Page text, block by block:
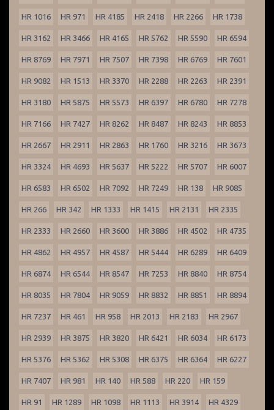
HR 1016 HR 971 HR 4185 HR 2418 HR 2266 HR 1738
HR 3162 HR 3466 HR 4165 HR 5762 HR 5590 HR 6594
HR 8769 HR 7971 HR 7507 HR 7398 HR 6769 HR 7601
HR 9082 HR 1513 HR 3370 HR 2288 HR 2263 HR 2391
HR 3180 HR 5875 HR 5573 HR 6397 HR 6780 HR 7278
HR 7166 HR 7427 HR 8262 HR 8487 HR 8243 HR 8853
HR 2667 HR 2911 HR 2863 HR 1760 HR 3216 HR 3673
HR 3324 HR 4693 HR 5637 HR 5222 HR 5707 HR 6007
HR 6583 HR 6502 HR 7092 HR 7249 HR 138 HR 9085
HR 266 HR 342 HR 1333 HR 1415 HR 2131 HR 2335
HR 2333 HR 2660 HR 3600 HR 3886 HR 4502 HR 4735
HR 4862 HR 4957 HR 4587 HR 5444 HR 6289 HR 6409
HR 6874 HR 6544 HR 8547 HR 7253 HR 8840 HR 8754
HR 8035 HR 7804 HR 9059 HR 8832 HR 8851 HR 8894
HR 7237 HR 461 HR 958 HR 2013 HR 2183 HR 2967
HR 2939 HR 3875 HR 3820 HR 6421 HR 6034 HR 6173
HR 5376 HR 5362 HR 5308 HR 6375 HR 6364 HR 6227
HR 7407 HR 981 HR 140 HR 588 HR 220 HR 159
HR 91 HR 1289 HR 1098 HR 1113 HR 3914 HR 4329